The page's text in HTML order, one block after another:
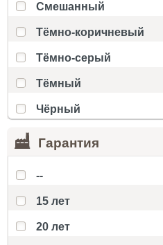
Смешанный
Тёмно-коричневый
Тёмно-серый
Тёмный
Чёрный
Гарантия
--
15 лет
20 лет